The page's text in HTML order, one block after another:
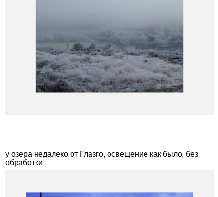
у озера недалеко от Глазго, освещение как было, без
обработки